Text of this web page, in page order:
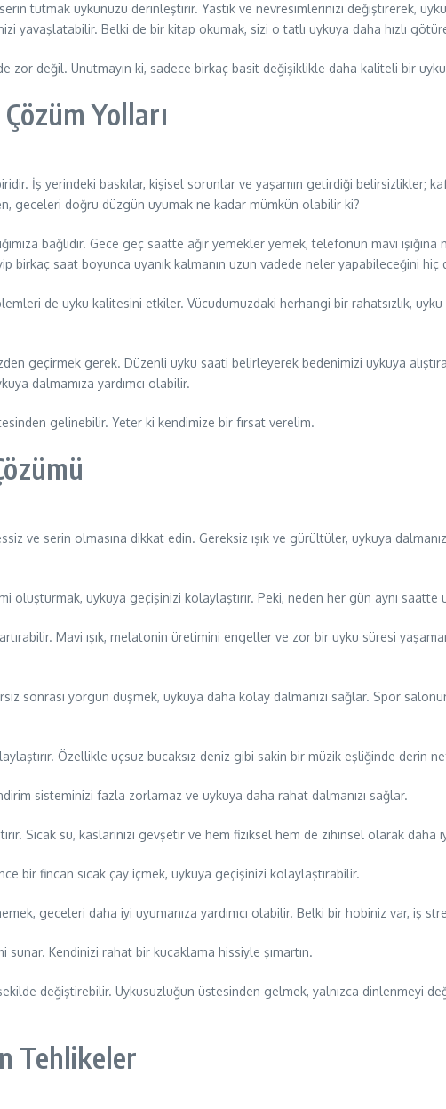
tutmak uykunuzu derinleştirir. Yastık ve nevresimlerinizi değiştirerek,
yavaşlatabilir. Belki de bir kitap okumak, sizi o tatlı uykuya daha hızlı
değil. Unutmayın ki, sadece birkaç basit değişiklikle daha kaliteli bir
Yolları
İş yerindeki baskılar, kişisel sorunlar ve yaşamın getirdiği belirsizlikler; kafa
geceleri doğru düzgün uyumak ne kadar mümkün olabilir ki?
bağlıdır. Gece geç saatte ağır yemekler yemek, telefonun mavi
saat boyunca uyanık kalmanın uzun vadede neler yapabileceğini hiç
de uyku kalitesini etkiler. Vücudumuzdaki herhangi bir rahatsızlık,
geçirmek gerek. Düzenli uyku saati belirleyerek bedenimizi uykuya
dalmamıza yardımcı olabilir.
gelinebilir. Yeter ki kendimize bir fırsat verelim.
ve serin olmasına dikkat edin. Gereksiz ışık ve gürültüler, uykuya
uykuya geçişinizi kolaylaştırır. Peki, neden her gün aynı saatte
Mavi ışık, melatonin üretimini engeller ve zor bir uyku süresi
sonrası yorgun düşmek, uykuya daha kolay dalmanızı sağlar. Spor
Özellikle uçsuz bucaksız deniz gibi sakin bir müzik eşliğinde derin
sisteminizi fazla zorlamaz ve uykuya daha rahat dalmanızı sağlar.
Sıcak su, kaslarınızı gevşetir ve hem fiziksel hem de zihinsel olarak daha
bir fincan sıcak çay içmek, uykuya geçişinizi kolaylaştırabilir.
geceleri daha iyi uyumanıza yardımcı olabilir. Belki bir hobiniz var, iş
sunar. Kendinizi rahat bir kucaklama hissiyle şımartın.
değiştirebilir. Uykusuzluğun üstesinden gelmek, yalnızca dinlenmeyi
Tehlikeler